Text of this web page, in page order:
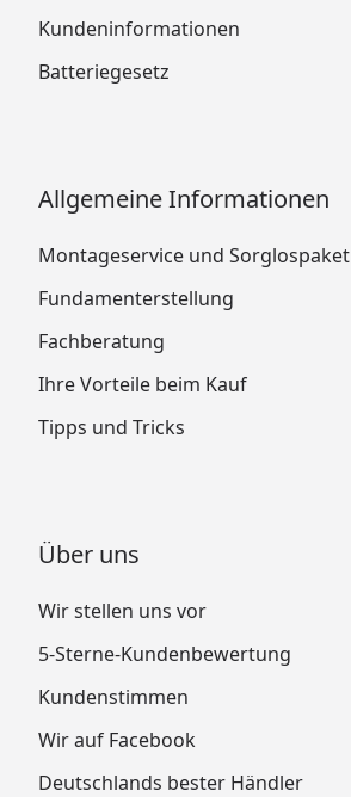
Kundeninformationen
Batteriegesetz
Allgemeine Informationen
Montageservice und Sorglospaket
Fundamenterstellung
Fachberatung
Ihre Vorteile beim Kauf
Tipps und Tricks
Über uns
Wir stellen uns vor
5-Sterne-Kundenbewertung
Kundenstimmen
Wir auf Facebook
Deutschlands bester Händler